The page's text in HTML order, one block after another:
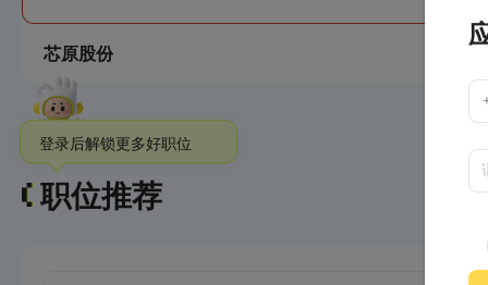
芯原股份
职位推荐
登录后解锁更多好职位